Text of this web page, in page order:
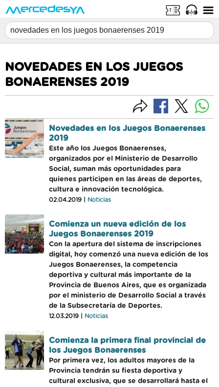
NOVEDADES EN LOS JUEGOS
BONAERENSES 2019
Novedades en los Juegos Bonaerenses
2019
Este año los Juegos Bonaerenses,
organizados por el Ministerio de Desarrollo
Social, suman más oportunidades para
quienes participen en las áreas de deportes,
cultura e innovación tecnológica.
02.04.2019 | Noticias
Comienza un nueva edición de los
Juegos Bonaerenses 2019
Con la apertura del sistema de inscripciones
digital, hoy comenzó una nueva edición de los
Juegos Bonaerenses, la competencia
deportiva y cultural más importante de la
Provincia de Buenos Aires, que es organizada
por el ministerio de Desarrollo Social a través
de la Subsecretaría de Deportes.
12.03.2019 | Noticias
Comienza la primera final provincial de
los Juegos Bonaerenses
Por primera vez, los adultos mayores de la
Provincia tendrán su fiesta deportiva y
cultural exclusiva, que se desarrollará hasta el